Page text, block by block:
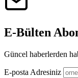
E-Bülten
Güncel haberlerden
E-posta Adresiniz